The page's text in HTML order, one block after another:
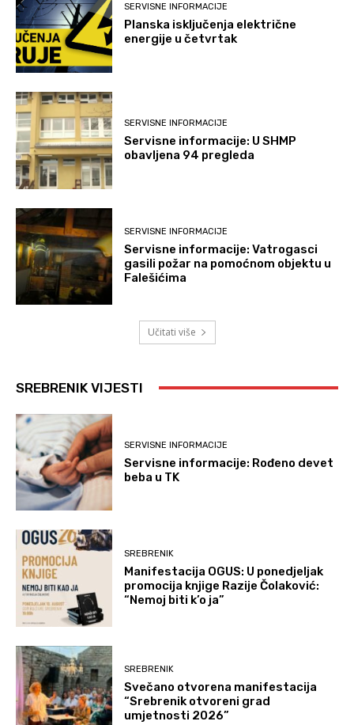
SERVISNE INFORMACIJE
Planska isključenja električne
energije u četvrtak
SERVISNE INFORMACIJE
Servisne informacije: U SHMP
obavljena 94 pregleda
SERVISNE INFORMACIJE
Servisne informacije: Vatrogasci
gasili požar na pomoćnom objektu u
Falešićima
Učitati više
SREBRENIK VIJESTI
SERVISNE INFORMACIJE
Servisne informacije: Rođeno devet
beba u TK
SREBRENIK
Manifestacija OGUS: U ponedjeljak
promocija knjige Razije Čolaković:
“Nemoj biti k’o ja”
SREBRENIK
Svečano otvorena manifestacija
“Srebrenik otvoreni grad
umjetnosti 2026”